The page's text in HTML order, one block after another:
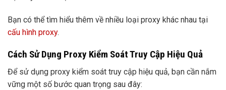
Bạn có thể tìm hiểu thêm về nhiều loại proxy khác nhau tại
cấu hình proxy.
Cách Sử Dụng Proxy Kiểm Soát Truy Cập Hiệu Quả
Để sử dụng proxy kiểm soát truy cập hiệu quả, bạn cần nắm
vững một số bước quan trọng sau đây: